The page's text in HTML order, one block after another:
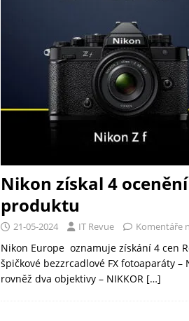
Nikon získal 4
produktu
21-05-2024 IT Revue Komentáře
Nikon Europe oznamuje získání 4 cen
špičkové bezzrcadlové FX fotoaparáty
rovněž dva objektivy – NIKKOR […]